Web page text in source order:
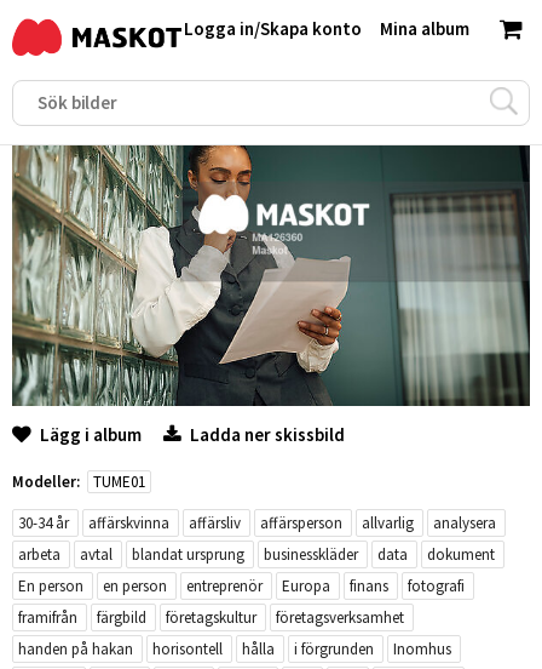
Mina album
Logga in/Skapa konto
Lägg i album Ladda ner skissbild
Modeller:
TUME01
30-34 år
affärskvinna affärsliv affärsperson allvarlig
analysera
arbeta
avtal blandat ursprung businesskläder data
dokument
En person
en person entreprenör Europa finans
fotografi
framifrån
färgbild företagskultur
företagsverksamhet
handen på hakan
horisontell hålla i förgrunden
Inomhus